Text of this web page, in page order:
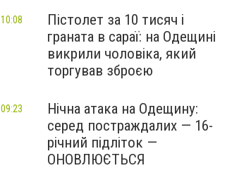
Пістолет за 10 тисяч і
граната в сараї: на Одещині
викрили чоловіка, який
торгував зброєю
10:08
Нічна атака на Одещину:
серед постраждалих — 16-
річний підліток —
ОНОВЛЮЄТЬСЯ
09:23